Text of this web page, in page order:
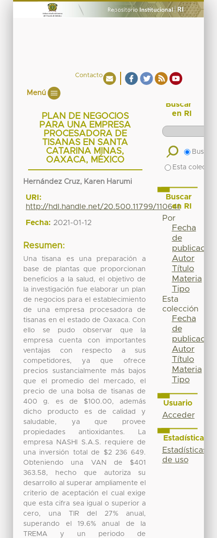
Contacto
Menú
PLAN DE NEGOCIOS
PARA UNA EMPRESA
PROCESADORA DE
TISANAS EN SANTA
CATARINA MINAS,
OAXACA, MÉXICO
Hernández Cruz, Karen Harumi
URI:
http://hdl.handle.net/20.500.11799/110641
Fecha: 2021-01-12
Resumen:
Una tisana es una preparación a
base de plantas que proporcionan
beneficios a la salud, el objetivo de
la investigación fue elaborar un plan
de negocios para el establecimiento
de una empresa procesadora de
tisanas en el estado de Oaxaca. Con
ello se pudo observar que la
empresa cuenta con importantes
ventajas con respecto a sus
competidores, ya que ofrece
precios sustancialmente más bajos
que el promedio del mercado, el
precio de una bolsa de tisanas de
400 g. es de $100.00, además
dicho producto es de calidad y
saludable, ya que provee
propiedades antioxidantes. La
empresa NASHI S.A.S. requiere de
una inversión total de $2 236 649.
Obteniendo una VAN de $401
363.58, hecho que autoriza su
desarrollo al superar ampliamente el
criterio de aceptación el cual exige
que esta cifra sea igual o superior a
cero, una TIR del 27% anual,
superando el 19.6% anual de la
TREMA y un periodo de
Buscar
en RI
Buscar
Esta
Buscar
en RI
Por
Fecha
de
publicación
Autor
Título
Materia
Tipo
Esta
colección
Fecha
de
publicación
Autor
Título
Materia
Tipo
Usuario
Acceder
Estadísticas
Estadísticas
de uso